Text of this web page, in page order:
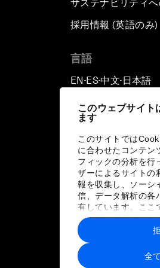
このウェブサイ
ます
このサイトでは
に合わせたコンテン
フィックの分析を行
ザーによるサイトの
報を収集し、ソーシ
信、データ解析の各
有しています。ここ
ユーザーが各パー
報や各パートナーの
に収集された情報
トナーによって使用
す。
全
サステナビリティ
採用情報 (英語のみ)
言語
EN ▪ ES▪中文▪ 日本語